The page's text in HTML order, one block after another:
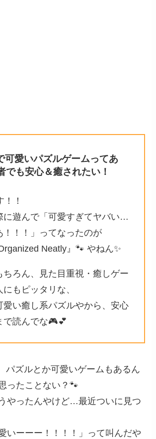
可愛いパズルゲームってあ
でも安心＆癒されたい！
！
に遊んで「可愛すぎてヤバい…
！！！」ってなったのが
Neatly』🐾 やねん✨
ちろん、見た目重視・癒しゲー
もピッタリな、
愛い癒し系パズルやから、安心
で読んでな🎮💕
パズルとか可愛いゲームもあるん
ったことない？🐾
やったんやけど…最近ついに見つ
いーーー！！！！」って叫んだや